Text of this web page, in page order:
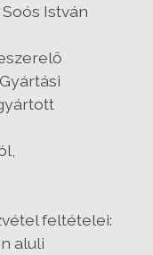
István
feltételei:
aluli